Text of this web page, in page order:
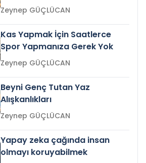
Zeynep GÜÇLÜCAN
Kas Yapmak İçin Saatlerce
Spor Yapmanıza Gerek Yok
Zeynep GÜÇLÜCAN
Beyni Genç Tutan Yaz
Alışkanlıkları
Zeynep GÜÇLÜCAN
Yapay zeka çağında insan
olmayı koruyabilmek